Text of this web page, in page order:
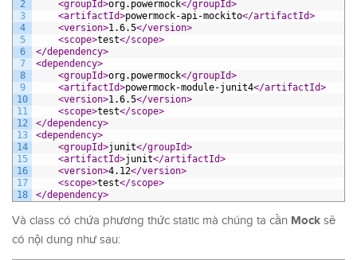
2
3
4
5
6
7
8
9
10
11
12
13
14
15
16
17
18
<groupId>org.powermock</groupId>
<artifactId>powermock-api-mockito</artifactId>
<version>1.6.5</version>
<scope>test</scope>
</dependency>
<dependency>
<groupId>org.powermock</groupId>
<artifactId>powermock-module-junit4</artifactId>
<version>1.6.5</version>
<scope>test</scope>
</dependency>
<dependency>
<groupId>junit</groupId>
<artifactId>junit</artifactId>
<version>4.12</version>
<scope>test</scope>
</dependency>
Và class có chứa phương thức static mà chúng ta cần Mock sẽ
có nội dung như sau: